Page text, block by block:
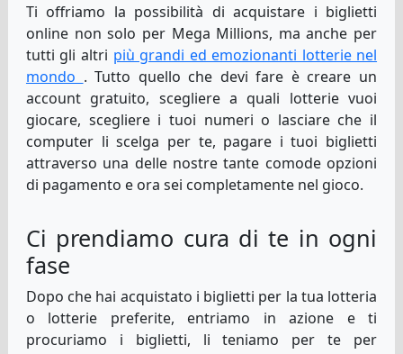
Ti offriamo la possibilità di acquistare i biglietti
online non solo per Mega Millions, ma anche per
tutti gli altri più grandi ed emozionanti lotterie nel
mondo . Tutto quello che devi fare è creare un
account gratuito, scegliere a quali lotterie vuoi
giocare, scegliere i tuoi numeri o lasciare che il
computer li scelga per te, pagare i tuoi biglietti
attraverso una delle nostre tante comode opzioni
di pagamento e ora sei completamente nel gioco.
Ci prendiamo cura di te in ogni
fase
Dopo che hai acquistato i biglietti per la tua lotteria
o lotterie preferite, entriamo in azione e ti
procuriamo i biglietti, li teniamo per te per